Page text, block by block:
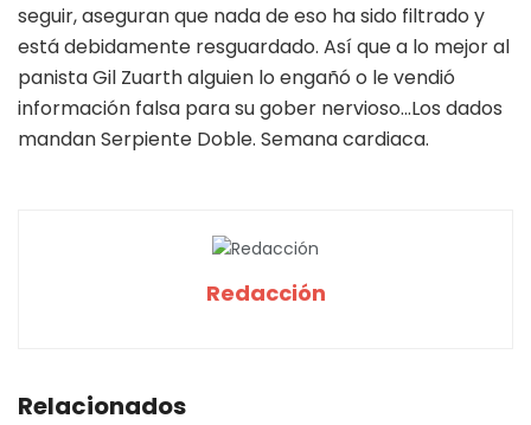
seguir, aseguran que nada de eso ha sido filtrado y
está debidamente resguardado. Así que a lo mejor al
panista Gil Zuarth alguien lo engañó o le vendió
información falsa para su gober nervioso…Los dados
mandan Serpiente Doble. Semana cardiaca.
Redacción
Relacionados